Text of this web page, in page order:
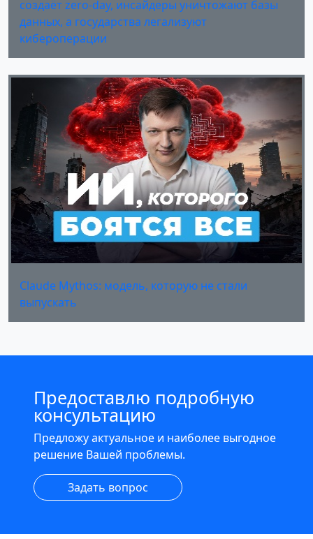
создаёт zero-day, инсайдеры уничтожают базы
данных, а государства легализуют
кибероперации
Claude Mythos: модель, которую не стали
выпускать
Предоставлю подробную
консультацию
Предложу актуальное и наиболее выгодное
решение Вашей проблемы.
Задать вопрос